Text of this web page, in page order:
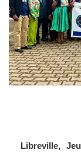
Libreville,